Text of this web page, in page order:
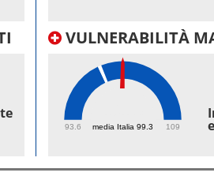
VULNERABILITÀ
media Italia 99.3
93.6 109